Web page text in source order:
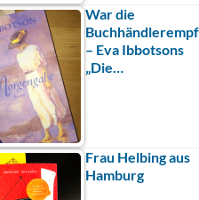
War die
– Eva Ibbotsons
„Die…
Frau Helbing aus
Hamburg